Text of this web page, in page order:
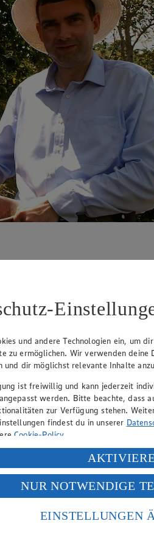
fing alles an. Von
Geschäft. Im Jahr 2001
das Erfolgsgeheimnis. Das Rösten
und andere Technologien ein, um
zu ermöglichen. Wir verwenden deine
und dir möglichst relevante Inhalte
ist freiwillig und kann jederzeit
werden. Bitte beachte, dass
zur Verfügung stehen.
findest du in unserer
Cookie-Policy.
personenbezogenen Daten in den
klickst, willigst du im Sinne
Daten in den USA verarbeitet werden.
Standards nicht
durch US-amerikanische Behörden.
NUR NOTWENDIGE
EINSTELLUNGEN